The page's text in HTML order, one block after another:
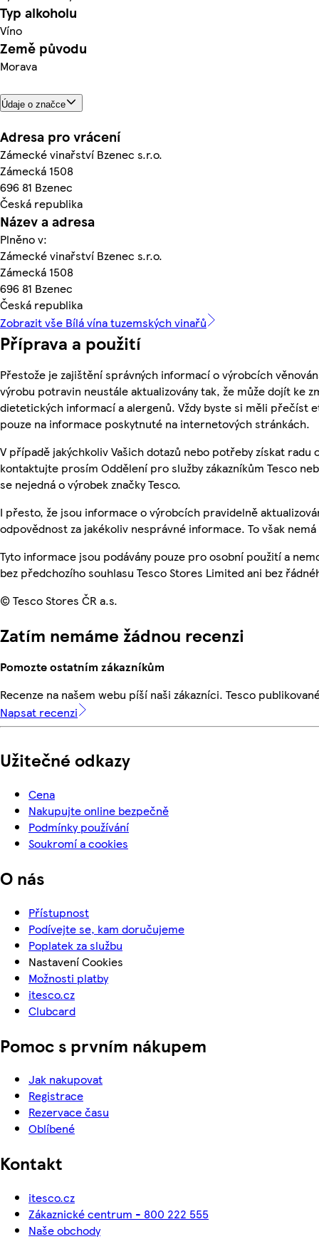
Typ alkoholu
Víno
Země původu
Morava
Údaje o značce
Adresa pro vrácení
Zámecké vinařství Bzenec s.r.o.
Zámecká 1508
696 81 Bzenec
Česká republika
Název a adresa
Plněno v:
Zámecké vinařství Bzenec s.r.o.
Zámecká 1508
696 81 Bzenec
Česká republika
Zobrazit vše Bílá vína tuzemských vinařů
Příprava a použití
Přestože je zajištění správných informací o výrobcích
výrobu potravin neustále aktualizovány tak, že může dojít ke
dietetických informací a alergenů. Vždy byste si měli přečíst
pouze na informace poskytnuté na internetových stránkách.
V případě jakýchkoliv Vašich dotazů nebo potřeby získat radu
kontaktujte prosím Oddělení pro služby zákazníkům Tesco
se nejedná o výrobek značky Tesco.
I přesto, že jsou informace o výrobcích pravidelně
odpovědnost za jakékoliv nesprávné informace. To však
Tyto informace jsou podávány pouze pro osobní použití a
bez předchozího souhlasu Tesco Stores Limited ani bez
© Tesco Stores ČR a.s.
Zatím nemáme žádnou recenzi
Pomozte ostatním zákazníkům
Recenze na našem webu píší naši zákazníci. Tesco
Napsat recenzi
Užitečné odkazy
Cena
Nakupujte online bezpečně
Podmínky používání
Soukromí a cookies
O nás
Přístupnost
Podívejte se, kam doručujeme
Poplatek za službu
Nastavení Cookies
Možnosti platby
itesco.cz
Clubcard
Pomoc s prvním nákupem
Jak nakupovat
Registrace
Rezervace času
Oblíbené
Kontakt
itesco.cz
Zákaznické centrum - 800 222 555
Naše obchody